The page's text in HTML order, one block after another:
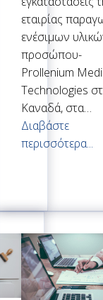
εταιρίας
ενέσιμων
προσώπου-
Prollenium
Technologies
Καναδά, στα…
Διαβάστε
περισσότερα...